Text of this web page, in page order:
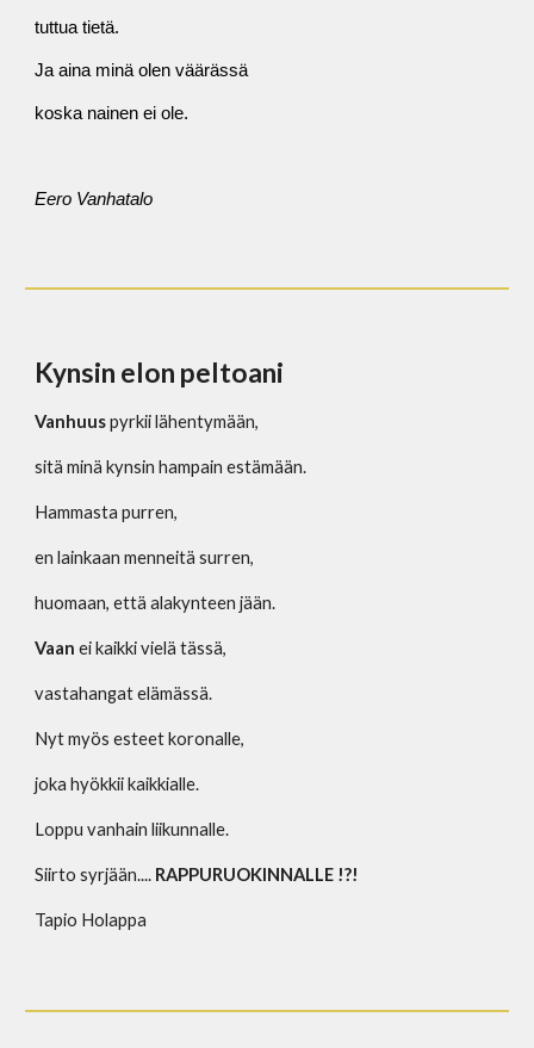
tuttua tietä.
Ja aina minä olen väärässä
koska nainen ei ole.
Eero Vanhatalo
Kynsin elon peltoani
Vanhuus pyrkii lähentymään,
sitä minä kynsin hampain estämään.
Hammasta purren,
en lainkaan menneitä surren,
huomaan, että alakynteen jään.
Vaan ei kaikki vielä tässä,
vastahangat elämässä.
Nyt myös esteet koronalle,
joka hyökkii kaikkialle.
Loppu vanhain liikunnalle.
Siirto syrjään.... RAPPURUOKINNALLE !?!
Tapio Holappa